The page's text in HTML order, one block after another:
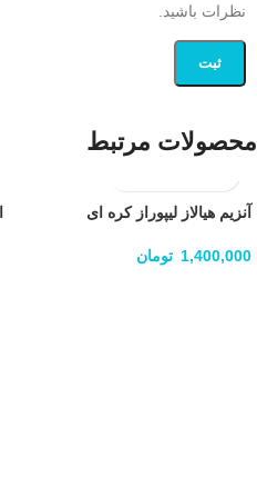
نظرات باشید.
محصولات مرتبط
آنزیم هیالاز لیپوراز کره ای
1,400,000 تومان